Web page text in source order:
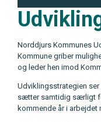
Norddjurs Kommunes
Kommune griber
og leder hen imod
Udviklingsstrategien
sætter samtidig særligt
kommende år i